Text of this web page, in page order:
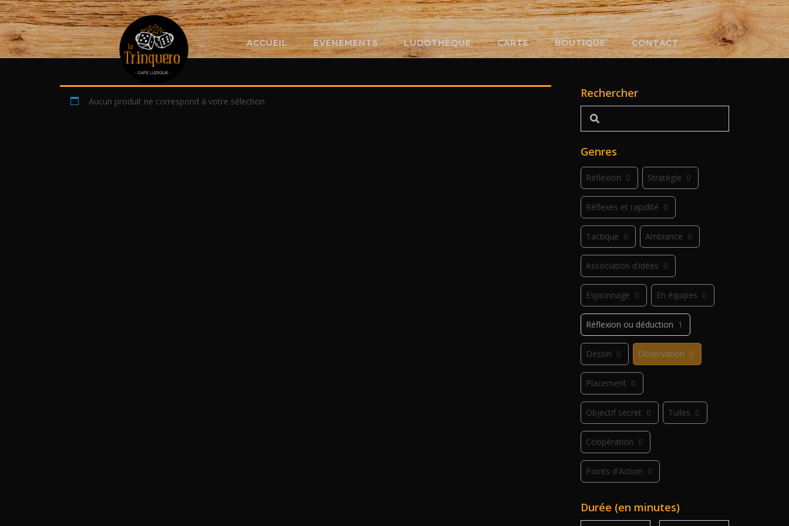
Skip
to
content
ACCUEIL ÉVÉNEMENTS LUDOTHÈQUE CARTE BOUTIQUE CONTACT
Aucun produit ne correspond à votre sélection.
Rechercher
Rechercher
Genres
Réflexion 0 Stratégie 0
Réflexes et rapidité 0
Tactique 0 Ambiance 0
Association d'idées 0
Espionnage 0 En équipes 0
Réflexion ou déduction 1
Dessin 0 Observation 0
Placement 0
Objectif secret 0 Tuiles 0
Coopération 0
Points d'Action 0
Déplacement 0
Durée (en minutes)